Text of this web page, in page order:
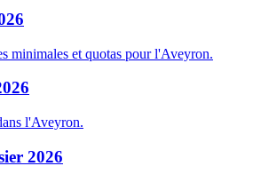
minimales et quotas pour l'Aveyron.
l'Aveyron.
2026